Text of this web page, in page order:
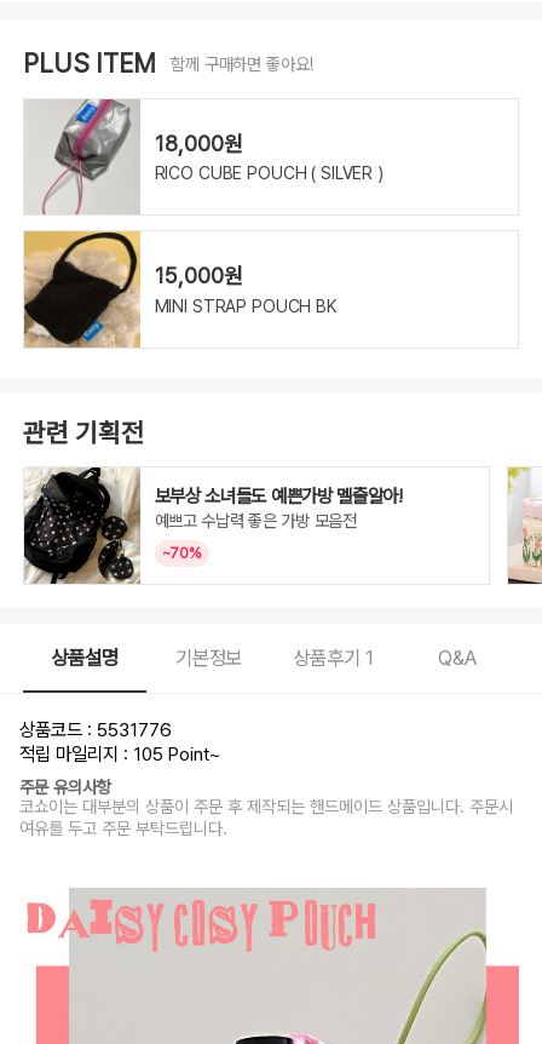
PLUS ITEM 함께 구매하면 좋아요!
18,000원
RICO CUBE POUCH ( SILVER )
15,000원
MINI STRAP POUCH BK
관련 기획전
보부상 소녀들도 예쁜가방 멜줄알아!
예쁘고 수납력 좋은 가방 모음전
~70%
상품설명 기본정보 상품후기 1 Q&A
상품코드 : 5531776
적립 마일리지 : 105 Point~
주문 유의사항
코쇼이는 대부분의 상품이 주문 후 제작되는 핸드메이드 상품입니다. 주문시
여유를 두고 주문 부탁드립니다.